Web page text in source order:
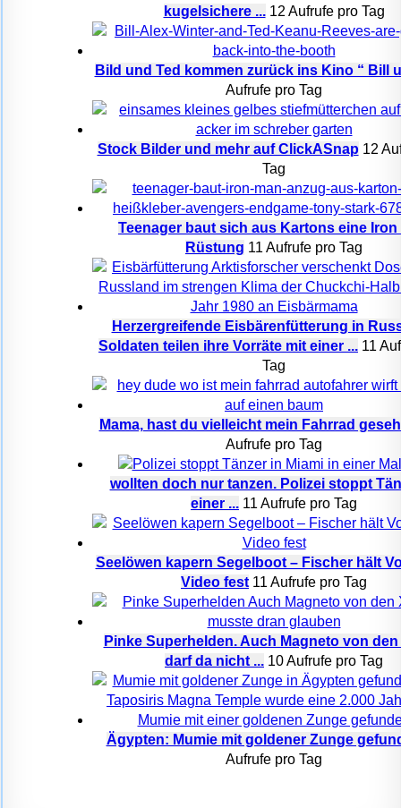
kugelsichere ... 12 Aufrufe pro Tag
Bild und Ted kommen zurück ins Kino “ Bill
Aufrufe pro Tag
Stock Bilder und mehr auf ClickASnap 12
Tag
Teenager baut sich aus Kartons eine Iron
Rüstung 11 Aufrufe pro Tag
Herzergreifende Eisbärenfütterung in
Soldaten teilen ihre Vorräte mit einer ... 11
Tag
Mama, hast du vielleicht mein Fahrrad
Aufrufe pro Tag
wollten doch nur tanzen. Polizei stoppt
einer ... 11 Aufrufe pro Tag
Seelöwen kapern Segelboot – Fischer hält
Video fest 11 Aufrufe pro Tag
Pinke Superhelden. Auch Magneto von den
darf da nicht ... 10 Aufrufe pro Tag
Ägypten: Mumie mit goldener Zunge
Aufrufe pro Tag